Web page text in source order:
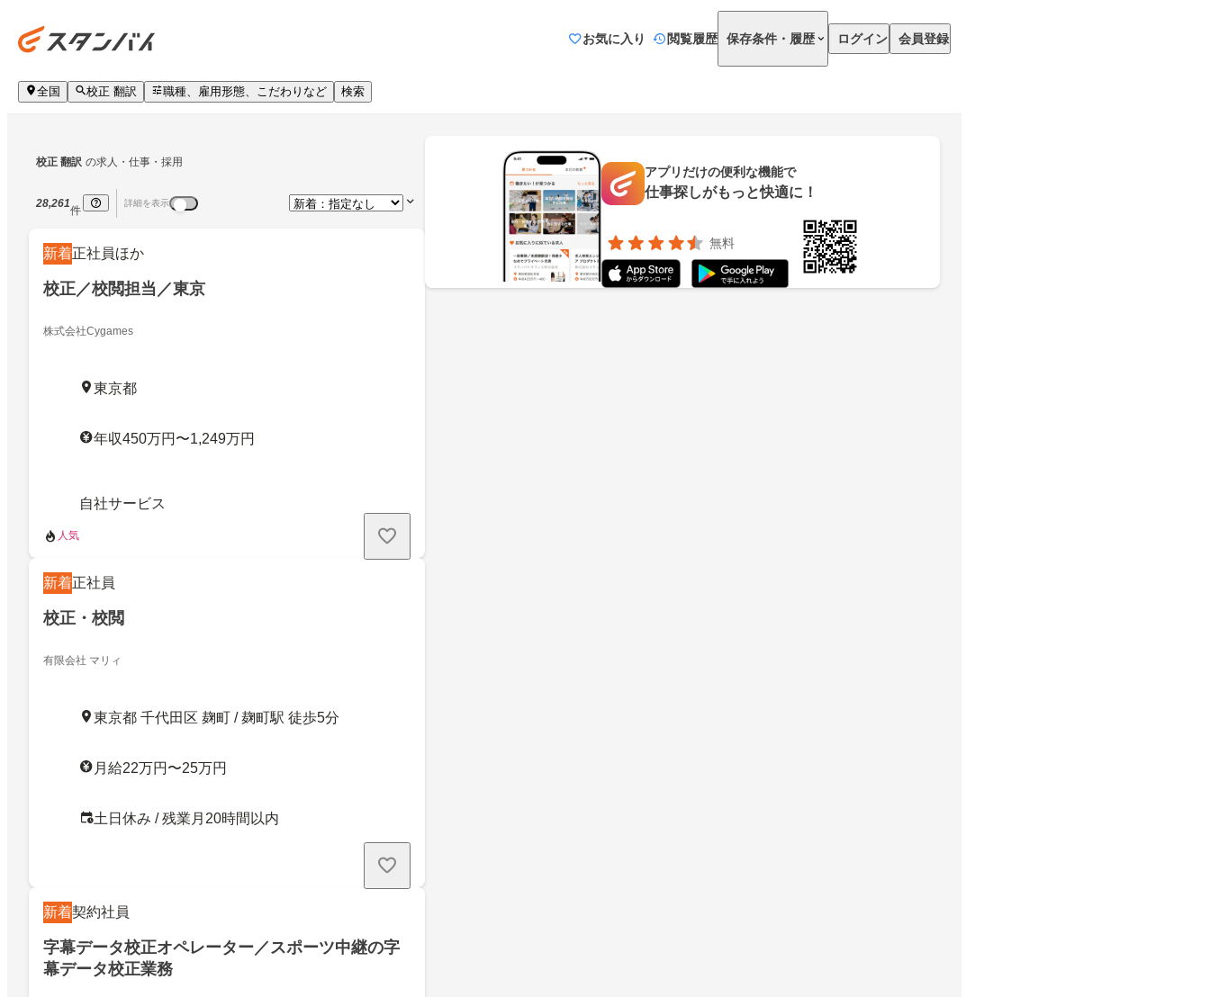
お気に入り 閲覧履歴 保存条件・履歴 ログイン 会員登録
全国 校正 翻訳 職種、雇用形態、こだわりなど 検索
校正 翻訳 の求人・仕事・採用
28,261
件
詳細を表示
新着正社員ほか
校正／校閲担当／東京
株式会社Cygames
東京都
年収450万円〜1,249万円
自社サービス
人気
新着正社員
校正・校閲
有限会社 マリィ
東京都 千代田区 麹町 / 麹町駅 徒歩5分
月給22万円〜25万円
土日休み / 残業月20時間以内
新着契約社員
字幕データ校正オペレーター／スポーツ中継の字
幕データ校正業務
アプリだけの便利な機能で
仕事探しがもっと快適に！
無料